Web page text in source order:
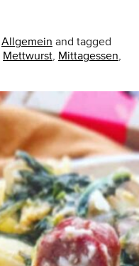
Allgemein and tagged
Mettwurst, Mittagessen,